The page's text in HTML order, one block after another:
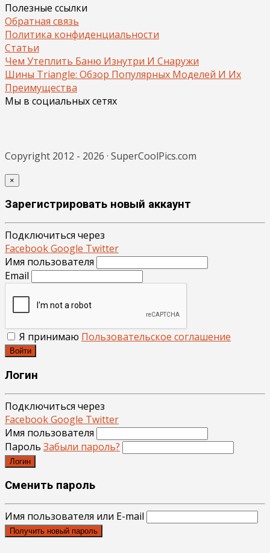
Полезные ссылки
Обратная связь
Политика конфиденциальности
Статьи
Чем Утеплить Баню Изнутри И Снаружи
Шины Triangle: Обзор Популярных Моделей И Их
Преимущества
Мы в социальных сетях
Copyright 2012 - 2026 · SuperCoolPics.com
×
Зарегистрировать новый аккаунт
Подключиться через
FacebookGoogle Twitter
Имя пользователя
Email
Я принимаю Пользовательское соглашение
Войти
Логин
Подключиться через
FacebookGoogle Twitter
Имя пользователя
Пароль Забыли пароль?
Логин
Сменить пароль
Имя пользователя или E-mail
Получить новый пароль